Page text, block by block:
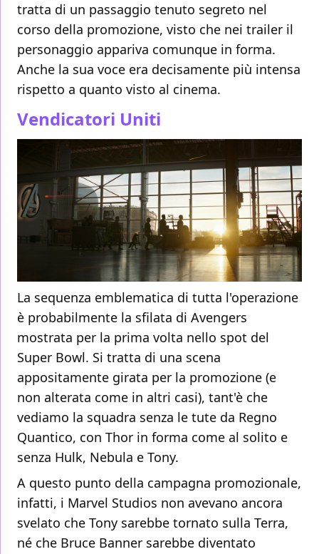
tratta di un passaggio tenuto segreto nel
corso della promozione, visto che nei trailer il
personaggio appariva comunque in forma.
Anche la sua voce era decisamente più intensa
rispetto a quanto visto al cinema.
Vendicatori Uniti
La sequenza emblematica di tutta l'operazione
è probabilmente la sfilata di Avengers
mostrata per la prima volta nello spot del
Super Bowl. Si tratta di una scena
appositamente girata per la promozione (e
non alterata come in altri casi), tant'è che
vediamo la squadra senza le tute da Regno
Quantico, con Thor in forma come al solito e
senza Hulk, Nebula e Tony.
A questo punto della campagna promozionale,
infatti, i Marvel Studios non avevano ancora
svelato che Tony sarebbe tornato sulla Terra,
né che Bruce Banner sarebbe diventato